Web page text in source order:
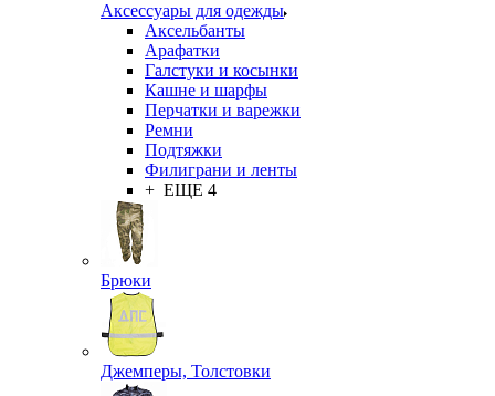
Аксессуары для одежды
Аксельбанты
Арафатки
Галстуки и косынки
Кашне и шарфы
Перчатки и варежки
Ремни
Подтяжки
Филиграни и ленты
+ ЕЩЕ 4
Брюки
Джемперы, Толстовки